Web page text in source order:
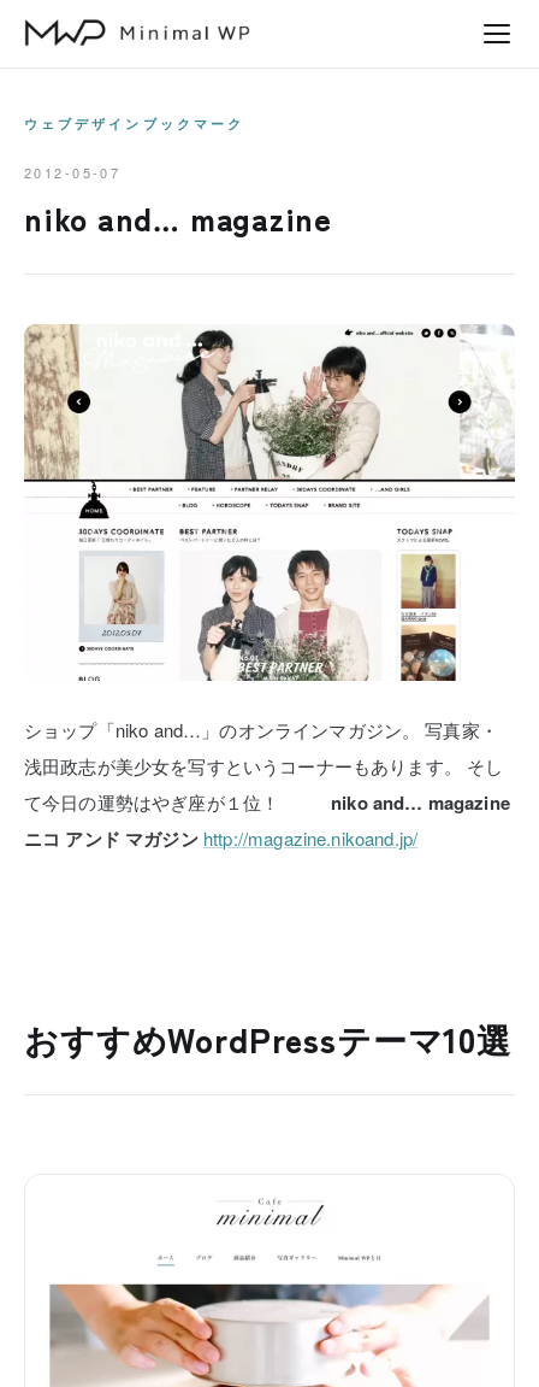
ウェブデザインブックマーク
2012-05-07
niko and… magazine
ショップ「niko and…」のオンラインマガジン。
写真家・
浅田政志が美少女を写すというコーナーもあります。
そし
て今日の運勢はやぎ座が１位！
niko and… magazine
ニコ アンド マガジン http://magazine.nikoand.jp/
おすすめWordPressテーマ10選